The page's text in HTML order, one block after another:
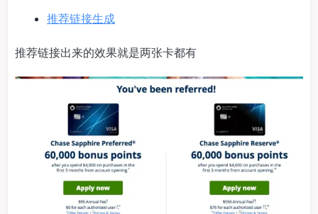
推荐链接生成
推荐链接出来的效果就是两张卡都有